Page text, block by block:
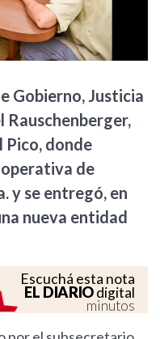
Gobierno, Justicia
Rauschenberger,
Pico, donde
de
y se entregó, en
nueva entidad
Escuchá esta nota
EL DIARIOdigital
minutos